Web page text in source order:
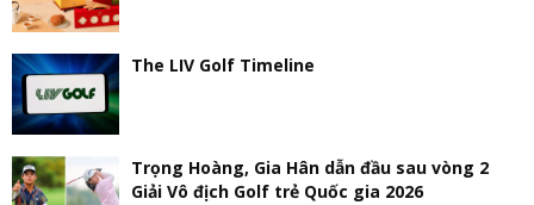
The LIV Golf Timeline
Trọng Hoàng, Gia Hân dẫn đầu sau vòng 2
Giải Vô địch Golf trẻ Quốc gia 2026